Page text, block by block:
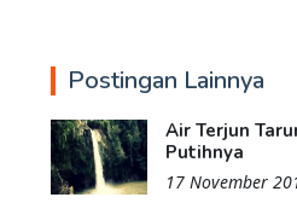
Postingan Lainnya
Air Terjun
Putihnya
17 November